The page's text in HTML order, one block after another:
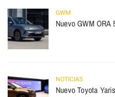
GWM
Nuevo GWM ORA
NOTICIAS
Nuevo Toyota